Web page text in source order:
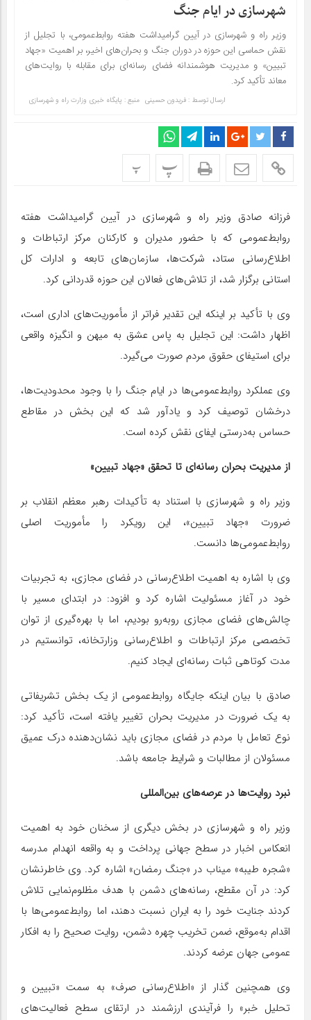
شهرسازی در ایام جنگ
وزیر راه و شهرسازی در آیین گرامیداشت هفته روابط‌عمومی، با تجلیل از
نقش حماسی این حوزه در دوران جنگ و بحران‌های اخیر، بر اهمیت «جهاد
تبیین» و مدیریت هوشمندانه فضای رسانه‌ای برای مقابله با روایت‌های
معاند تأکید کرد.
ارسال توسط : فریدون حسینی منبع : پایگاه خبری وزارت راه و شهرسازی
پ پ
فرزانه صادق وزیر راه و شهرسازی در آیین گرامیداشت هفته
روابط‌عمومی که با حضور مدیران و کارکنان مرکز ارتباطات و
اطلاع‌رسانی ستاد، شرکت‌ها، سازمان‌های تابعه و ادارات کل
استانی برگزار شد، از تلاش‌های فعالان این حوزه قدردانی کرد.
وی با تأکید بر اینکه این تقدیر فراتر از مأموریت‌های اداری است،
اظهار داشت: این تجلیل به پاس عشق به میهن و انگیزه واقعی
برای استیفای حقوق مردم صورت می‌گیرد.
وی عملکرد روابط‌عمومی‌ها در ایام جنگ را با وجود محدودیت‌ها،
درخشان توصیف کرد و یادآور شد که این بخش در مقاطع
حساس به‌درستی ایفای نقش کرده است.
از مدیریت بحران رسانه‌ای تا تحقق «جهاد تبیین»
وزیر راه و شهرسازی با استناد به تأکیدات رهبر معظم انقلاب بر
ضرورت «جهاد تبیین»، این رویکرد را مأموریت اصلی
روابط‌عمومی‌ها دانست.
وی با اشاره به اهمیت اطلاع‌رسانی در فضای مجازی، به تجربیات
خود در آغاز مسئولیت اشاره کرد و افزود: در ابتدای مسیر با
چالش‌های فضای مجازی روبه‌رو بودیم، اما با بهره‌گیری از توان
تخصصی مرکز ارتباطات و اطلاع‌رسانی وزارتخانه، توانستیم در
مدت کوتاهی ثبات رسانه‌ای ایجاد کنیم.
صادق با بیان اینکه جایگاه روابط‌عمومی از یک بخش تشریفاتی
به یک ضرورت در مدیریت بحران تغییر یافته است، تأکید کرد:
نوع تعامل با مردم در فضای مجازی باید نشان‌دهنده درک عمیق
مسئولان از مطالبات و شرایط جامعه باشد.
نبرد روایت‌ها در عرصه‌های بین‌المللی
وزیر راه و شهرسازی در بخش دیگری از سخنان خود به اهمیت
انعکاس اخبار در سطح جهانی پرداخت و به واقعه انهدام مدرسه
«شجره طیبه» میناب در «جنگ رمضان» اشاره کرد. وی خاطرنشان
کرد: در آن مقطع، رسانه‌های دشمن با هدف مظلوم‌نمایی تلاش
کردند جنایت خود را به ایران نسبت دهند، اما روابط‌عمومی‌ها با
اقدام به‌موقع، ضمن تخریب چهره دشمن، روایت صحیح را به افکار
عمومی جهان عرضه کردند.
وی همچنین گذار از «اطلاع‌رسانی صرف» به سمت «تبیین و
تحلیل خبر» را فرآیندی ارزشمند در ارتقای سطح فعالیت‌های